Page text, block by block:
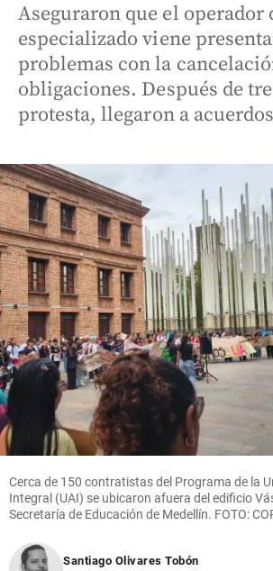
Aseguraron que el operador
especializado viene
problemas con la
obligaciones. Después de
protesta, llegaron a
Cerca de 150 contratistas del Programa de la
Integral (UAI) se ubicaron afuera del edificio
Secretaría de Educación de Medellín. FOTO:
Santiago Olivares Tobón